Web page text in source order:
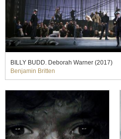
BILLY BUDD. Deborah Warner (2017)
Benjamin Britten